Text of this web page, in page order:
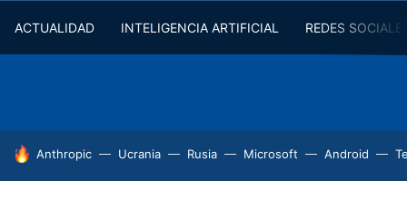
ACTUALIDAD INTELIGENCIA ARTIFICIAL REDES
HOY SE HABLA DE
Anthropic Ucrania Rusia Microsoft Android